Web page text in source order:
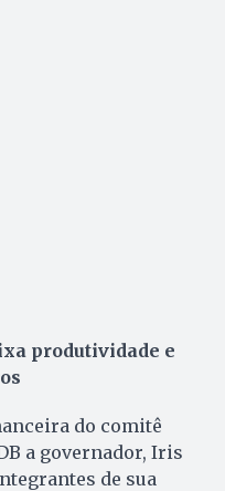
produtividade e
do comitê
a governador, Iris
de sua